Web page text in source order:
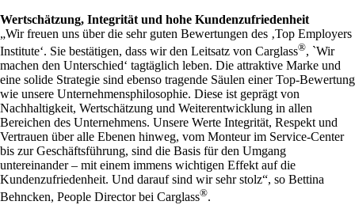
Wertschätzung, Integrität und hohe Kundenzufriedenheit
„Wir freuen uns über die sehr guten Bewertungen des ‚Top Employers
Institute‘. Sie bestätigen, dass wir den Leitsatz von Carglass®, `Wir
machen den Unterschied‘ tagtäglich leben. Die attraktive Marke und
eine solide Strategie sind ebenso tragende Säulen einer Top-Bewertung
wie unsere Unternehmensphilosophie. Diese ist geprägt von
Nachhaltigkeit, Wertschätzung und Weiterentwicklung in allen
Bereichen des Unternehmens. Unsere Werte Integrität, Respekt und
Vertrauen über alle Ebenen hinweg, vom Monteur im Service-Center
bis zur Geschäftsführung, sind die Basis für den Umgang
untereinander – mit einem immens wichtigen Effekt auf die
Kundenzufriedenheit. Und darauf sind wir sehr stolz“, so Bettina
Behncken, People Director bei Carglass®.